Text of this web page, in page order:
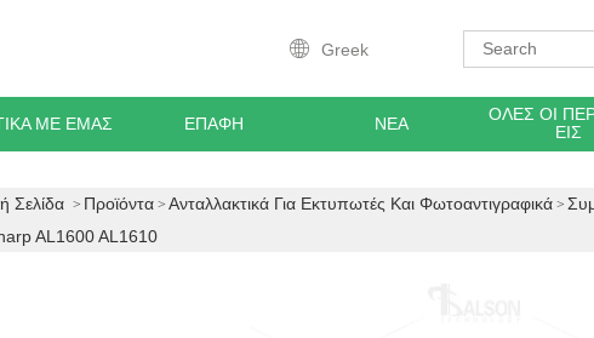
Greek
ΜΕ ΕΜΆΣ ΕΠΑΦΉ ΝΈΑ
ΌΛΕΣ ΟΙ
ΕΙΣ
Σελίδα Προϊόντα Ανταλλακτικά Για Εκτυπωτές Και Φωτοαντιγραφικά
AL1600 AL1610